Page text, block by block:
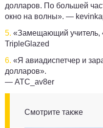
долларов. По большей
окно на волны». —
5. «Замещающий учитель,
TripleGlazed
6. «Я авиадиспетчер и
долларов».
— ATC_av8er
Смотрите также